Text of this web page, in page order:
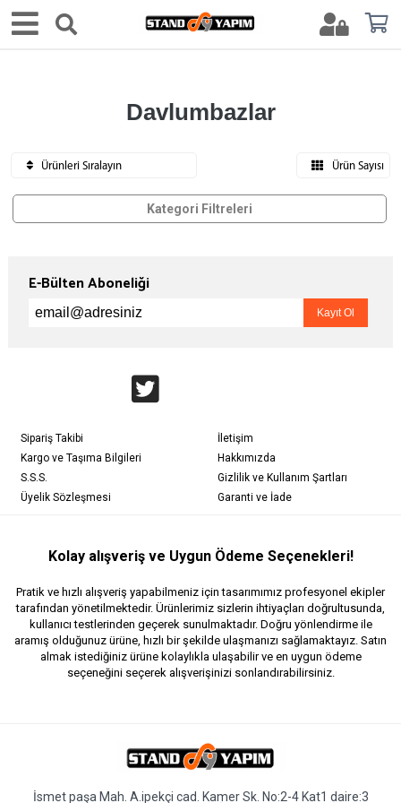
Davlumbazlar
Ürünleri Sıralayın Ürün Sayısı
Kategori Filtreleri
E-Bülten Aboneliği
Sipariş Takibi
Kargo ve Taşıma Bilgileri
S.S.S.
Üyelik Sözleşmesi
İletişim
Hakkımızda
Gizlilik ve Kullanım Şartları
Garanti ve İade
Kolay alışveriş ve Uygun Ödeme Seçenekleri!
Pratik ve hızlı alışveriş yapabilmeniz için tasarımımız profesyonel ekipler
tarafından yönetilmektedir. Ürünlerimiz sizlerin ihtiyaçları doğrultusunda,
kullanıcı testlerinden geçerek sunulmaktadır. Doğru yönlendirme ile
aramış olduğunuz ürüne, hızlı bir şekilde ulaşmanızı sağlamaktayız. Satın
almak istediğiniz ürüne kolaylıkla ulaşabilir ve en uygun ödeme
seçeneğini seçerek alışverişinizi sonlandırabilirsiniz.
İsmet paşa Mah. A.ipekçi cad. Kamer Sk. No:2-4 Kat1 daire:3